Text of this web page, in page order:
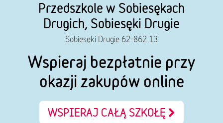
Przedszkole w Sobiesękach
Drugich, Sobiesęki Drugie
Sobiesęki Drugie 62-862 13
Wspieraj bezpłatnie przy
okazji zakupów online
WSPIERAJ CAŁĄ SZKOŁĘ